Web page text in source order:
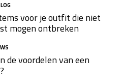
voor je outfit die niet
mogen ontbreken
de voordelen van een